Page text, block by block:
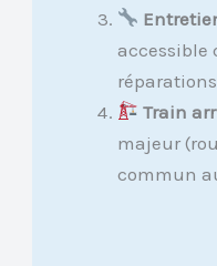
accessible
Train
majeur
commun